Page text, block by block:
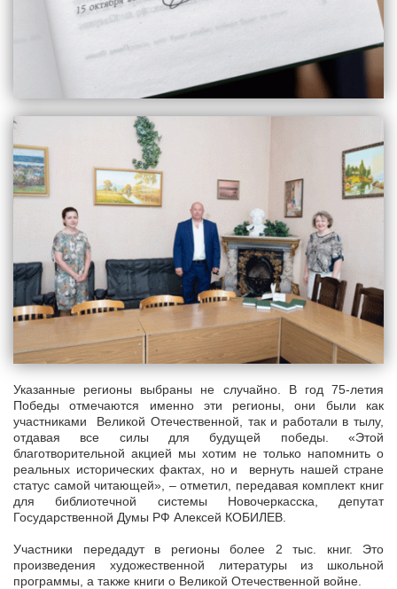
Указанные регионы выбраны не случайно. В год 75-летия
Победы отмечаются именно эти регионы, они были как
участниками Великой Отечественной, так и работали в тылу,
отдавая все силы для будущей победы. «Этой
благотворительной акцией мы хотим не только напомнить о
реальных исторических фактах, но и вернуть нашей стране
статус самой читающей», – отметил, передавая комплект книг
для библиотечной системы Новочеркасска, депутат
Государственной Думы РФ Алексей КОБИЛЕВ.
Участники передадут в регионы более 2 тыс. книг. Это
произведения художественной литературы из школьной
программы, а также книги о Великой Отечественной войне.